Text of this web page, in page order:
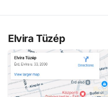
Elvira Tüzép